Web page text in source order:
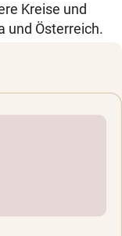
Kreise und
und Österreich.